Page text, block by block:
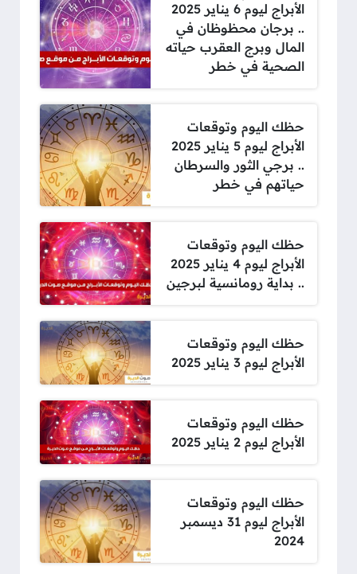
الأبراج ليوم 6 يناير 2025
.. برجان محظوظان في
المال وبرج العقرب حياته
الصحية في خطر
حظك اليوم وتوقعات
الأبراج ليوم 5 يناير 2025
.. برجي الثور والسرطان
حياتهم في خطر
حظك اليوم وتوقعات
الأبراج ليوم 4 يناير 2025
.. بداية رومانسية لبرجين
حظك اليوم وتوقعات
الأبراج ليوم 3 يناير 2025
حظك اليوم وتوقعات
الأبراج ليوم 2 يناير 2025
حظك اليوم وتوقعات
الأبراج ليوم 31 ديسمبر
2024